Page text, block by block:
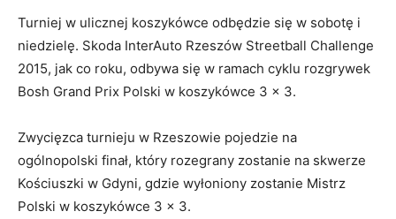
Turniej w ulicznej koszykówce odbędzie się w sobotę i
niedzielę. Skoda InterAuto Rzeszów Streetball Challenge
2015, jak co roku, odbywa się w ramach cyklu rozgrywek
Bosh Grand Prix Polski w koszykówce 3 x 3.
Zwycięzca turnieju w Rzeszowie pojedzie na
ogólnopolski finał, który rozegrany zostanie na skwerze
Kościuszki w Gdyni, gdzie wyłoniony zostanie Mistrz
Polski w koszykówce 3 x 3.